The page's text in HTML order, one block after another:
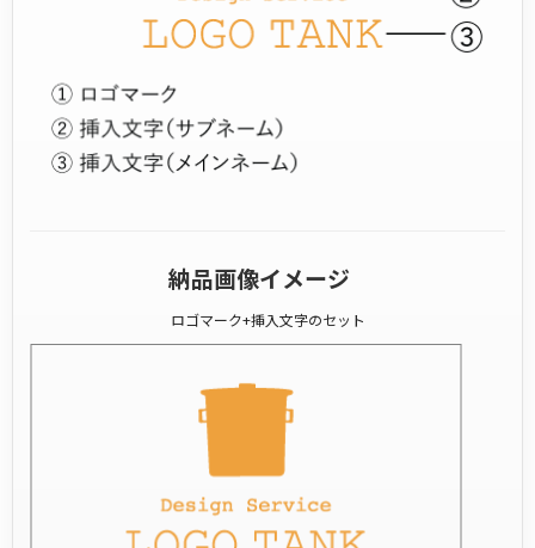
納品画像イメージ
ロゴマーク+挿入文字のセット